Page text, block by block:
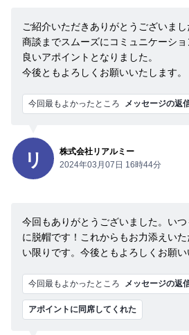
ご紹介いただきありがとうございまし
商談までスムーズにコミュニケーショ
良いアポイントとなりました。
今後ともよろしくお願いいたします。
今回最もよかったところ メッセージの返
リ
株式会社リアルミー
2024年03月07日 16時44分
今回もありがとうございました。い
に脱帽です！これからもお力添えい
い限りです。今後ともよろしくお願い
今回最もよかったところ メッセージの返
アポイントに同席してくれた